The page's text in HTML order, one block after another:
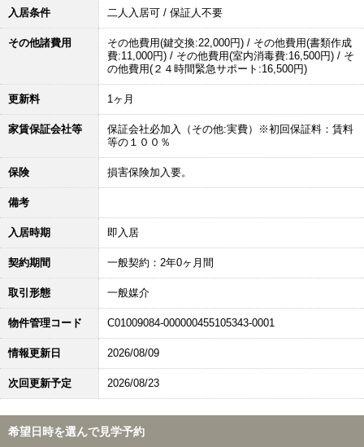
入居条件 二人入居可 / 保証人不要
その他諸費用
その他費用(鍵交換:22,000円) / その他費用(書類作成
費:11,000円) / その他費用(室内消毒費:16,500円) / そ
の他費用(２４時間緊急サポート:16,500円)
更新料 1ヶ月
家賃保証会社等
保証会社必加入（その他:実費）※初回保証料：賃料
等の１００％
保険 損害保険加入要。
備考
入居時期 即入居
契約期間 一般契約：2年0ヶ月間
取引形態 一般媒介
物件管理コード C01009084-000000455105343-0001
情報更新日 2026/08/09
次回更新予定 2026/08/23
希望日時を選んで見学予約